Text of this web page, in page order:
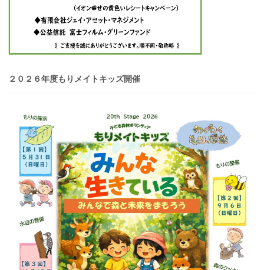
２０２６年度もりメイトキッズ開催